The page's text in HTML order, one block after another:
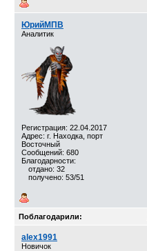
ЮрийМПВ
Аналитик
Регистрация: 22.04.2017
Адрес: г. Находка, порт
Восточный
Сообщений: 680
Благодарности:
отдано: 32
получено: 53/51
Поблагодарили:
alex1991
Новичок